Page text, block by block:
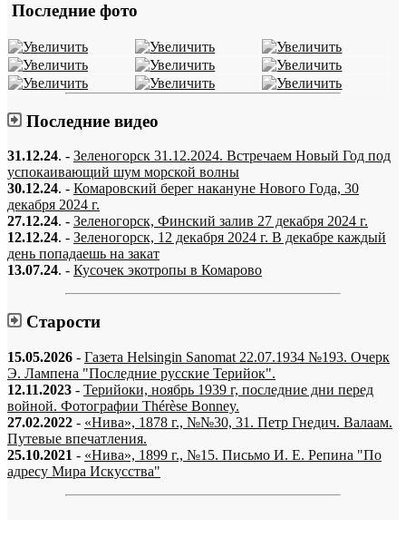
Последние фото
Последние видео
31.12.24. - Зеленогорск 31.12.2024. Встречаем Новый Год под
успокаивающий шум морской волны
30.12.24. - Комаровский берег накануне Нового Года, 30
декабря 2024 г.
27.12.24. - Зеленогорск, Финский залив 27 декабря 2024 г.
12.12.24. - Зеленогорск, 12 декабря 2024 г. В декабре каждый
день попадаешь на закат
13.07.24. - Кусочек экотропы в Комарово
Старости
15.05.2026 - Газета Helsingin Sanomat 22.07.1934 №193. Очерк
Э. Лампена "Последние русские Терийок".
12.11.2023 - Терийоки, ноябрь 1939 г, последние дни перед
войной. Фотографии Thérèse Bonney.
27.02.2022 - «Нива», 1878 г., №№30, 31. Петр Гнедич. Валаам.
Путевые впечатления.
25.10.2021 - «Нива», 1899 г., №15. Письмо И. Е. Репина "По
адресу Мира Искусства"